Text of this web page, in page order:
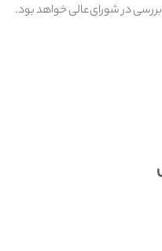
در شورای‌عالی خواهد بود.